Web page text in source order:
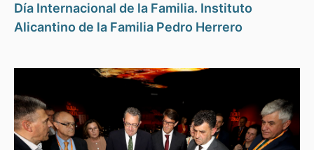
Día Internacional de la Familia. Instituto
Alicantino de la Familia Pedro Herrero